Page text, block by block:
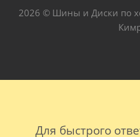
Для быстрого
2026 © Шины и Диски по